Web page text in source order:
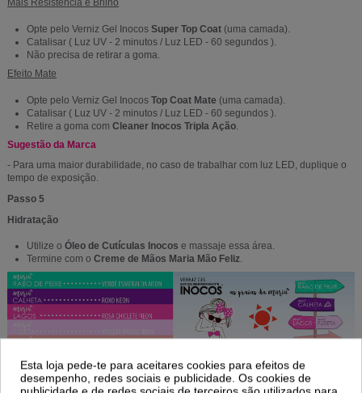
Mais Resistência e Brilho
Opte pelo Verniz Gel Inocos Super Top Coat (uma camada).
Catalisar ( Luz UV - 2 minutos / Luz LED - 60 segundos ).
Não precisa de retirar a goma.
Efeito Mate
Opte pelo Verniz Gel Inocos Top Coat Mate (uma camada).
Catalisar ( Luz UV - 2 minutos / Luz LED - 60 segundos ).
Retire a goma com Cleaner Inocos Tripla Ação
Sugestão da Marca
- Para uma maior durabilidade, no caso de trabalhar com luz LED, duplique o
tempo de exposição.
Passo 5
Hidratação
Utilize o Óleo de Cutículas Inocos e massaje essa área.
Termine com o Creme de Mãos Maria Mão Feliz.
Esta loja pede-te para aceitares cookies para efeitos de
desempenho, redes sociais e publicidade. Os cookies de